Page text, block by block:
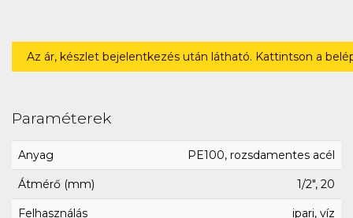
Az ár, készlet bejelentkezés után látható. Kattintson a
Paraméterek
Anyag PE100, rozsdamentes acél
Átmérő (mm) 1/2", 20
Felhasználás ipari, víz